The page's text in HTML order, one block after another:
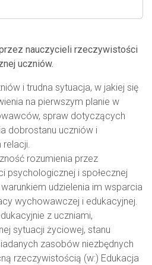
nauczycieli rzeczywistości
uczniów.
i trudna sytuacja, w jakiej się
na pierwszym planie w
spraw dotyczących
dobrostanu uczniów i
relacji.
rozumienia przez
psychologicznej i społecznej
udzielenia im wsparcia
wychowawczej i edukacyjnej.
z uczniami,
sytuacji życiowej, stanu
zasobów niezbędnych
rzeczywistością (w:) Edukacja